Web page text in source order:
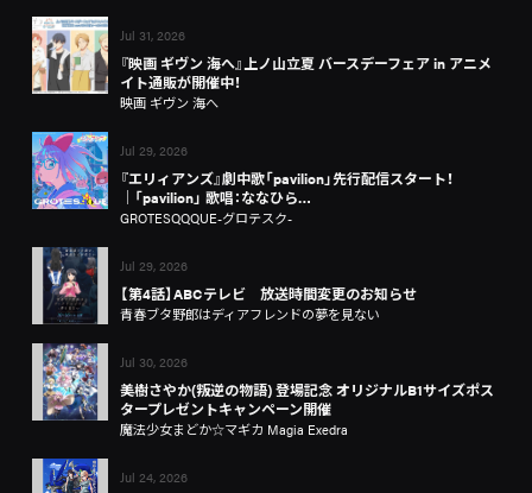
Jul 31, 2026
『映画 ギヴン 海へ』上ノ山立夏 バースデーフェア in アニメ
イト通販が開催中！
映画 ギヴン 海へ
Jul 29, 2026
『エリィアンズ』劇中歌「pavilion」先行配信スタート！
│「pavilion」 歌唱：ななひら…
GROTESQQQUE-グロテスク-
Jul 29, 2026
【第4話】ABCテレビ 放送時間変更のお知らせ
青春ブタ野郎はディアフレンドの夢を見ない
Jul 30, 2026
美樹さやか(叛逆の物語) 登場記念 オリジナルB1サイズポス
タープレゼントキャンペーン開催
魔法少女まどか☆マギカ Magia Exedra
Jul 24, 2026